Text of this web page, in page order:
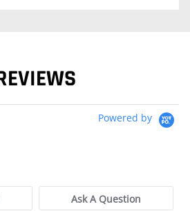
Powered by
Ask A Question